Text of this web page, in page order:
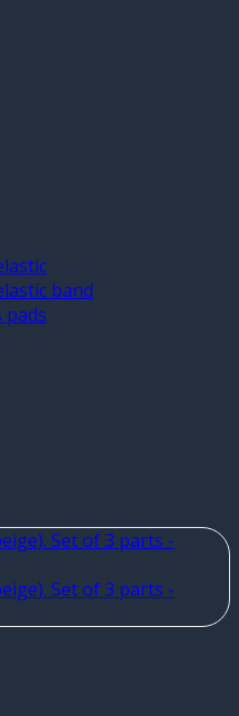
band
pads